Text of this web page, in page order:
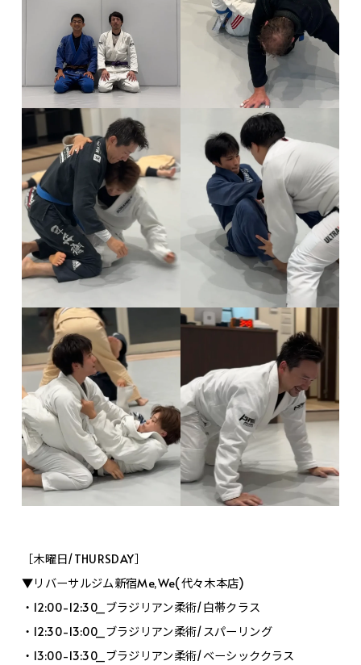
［木曜日/THURSDAY］
▼リバーサルジム新宿Me,We(代々木本店)
・12:00-12:30_ブラジリアン柔術/白帯クラス
・12:30-13:00_ブラジリアン柔術/スパーリング
・13:00-13:30_ブラジリアン柔術/ベーシッククラス